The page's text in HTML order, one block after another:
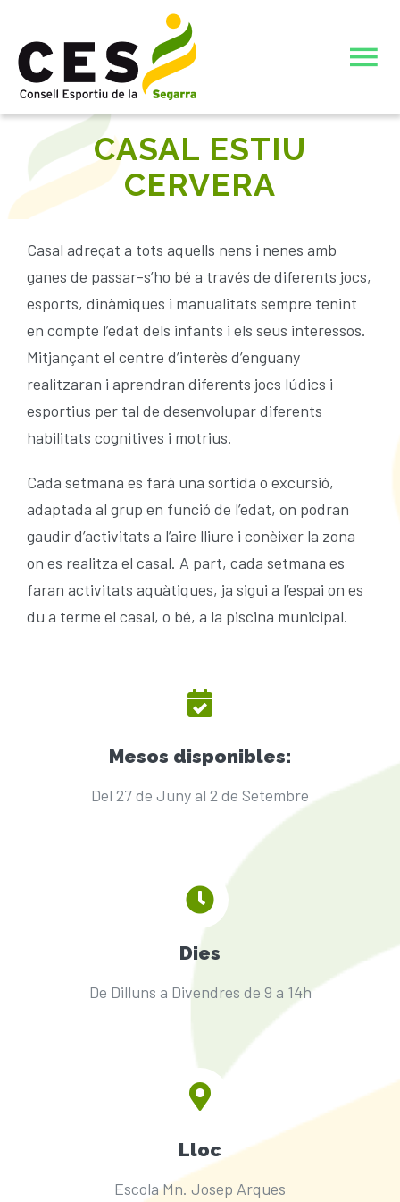
content
INICI
JOCS ESPORTIUS ESCOLARS DE CATALUNYA (JEEC)
ELECCIONS JUNTA DIRECTIVA CONSELL ESPORTIU DE
LA SEGARRA
JUNTA DIRECTIVA 23-27
ACTIVITATS ESTIU 26
CIATE COMPLERT ESTIU 26
ACTIVITATS
Plà Català d’Esport a l’Escola (PCEE)
GRUP ATLETISME CERVERA
CURSES INFANTILS CAMINS DE FUSTA 26
RÁNQUING PÀDEL SANT GUIM 25-26
ESCOLA PÁDEL CURS 25-26
SERVEIS
FORMACIÓ CIATE
BORSA DE TREBALL
CASAL ESTIU
CERVERA
Casal adreçat a tots aquells nens i nenes amb
ganes de passar-s’ho bé a través de diferents jocs,
esports, dinàmiques i manualitats sempre tenint
en compte l’edat dels infants i els seus interessos.
Mitjançant el centre d’interès d’enguany
realitzaran i aprendran diferents jocs lúdics i
esportius per tal de desenvolupar diferents
habilitats cognitives i motrius.
Cada setmana es farà una sortida o excursió,
adaptada al grup en funció de l’edat, on podran
gaudir d’activitats a l’aire lliure i conèixer la zona
on es realitza el casal. A part, cada setmana es
faran activitats aquàtiques, ja sigui a l’espai on es
du a terme el casal, o bé, a la piscina municipal.
Mesos disponibles:
Del 27 de Juny al 2 de Setembre
Dies
De Dilluns a Divendres de 9 a 14h
Lloc
Escola Mn. Josep Arques